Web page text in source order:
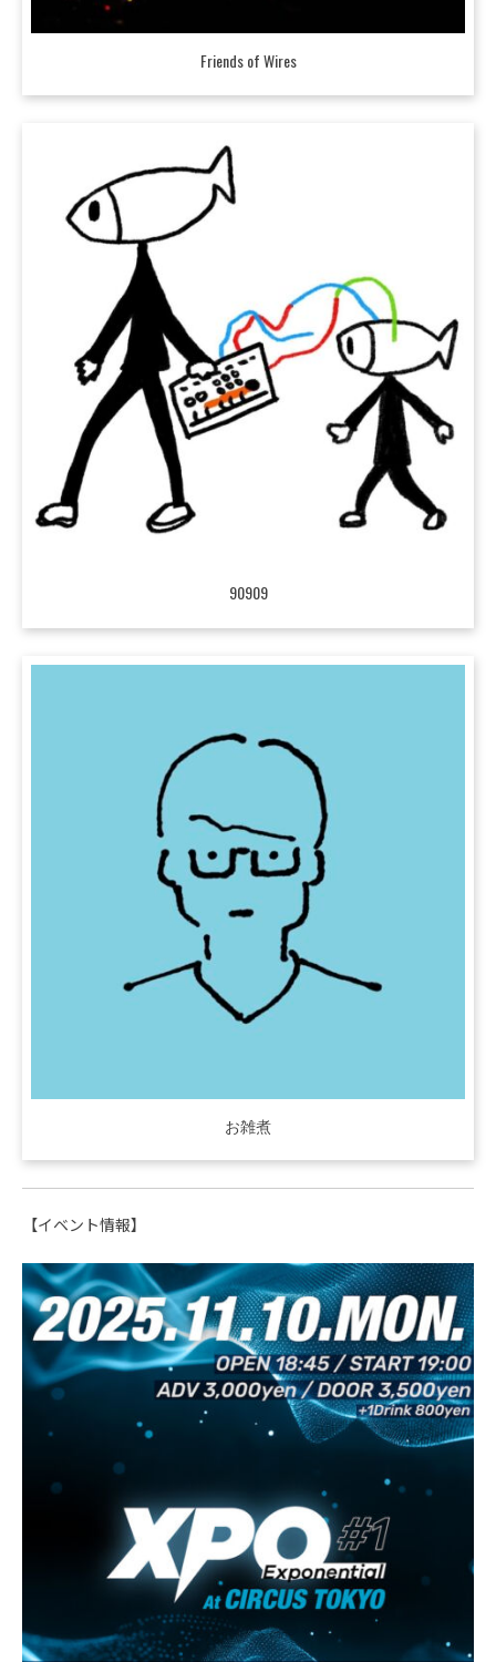
Friends of Wires
90909
お雑煮
【イベント情報】